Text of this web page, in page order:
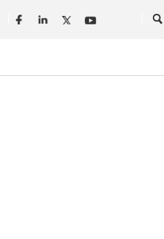
Seguici in rete